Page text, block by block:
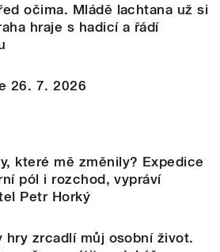
očima. Mládě lachtana už si
hraje s hadicí a řádí
26. 7. 2026
které mě změnily? Expedice
pól i rozchod, vypráví
Petr Horký
hry zrcadlí můj osobní život.